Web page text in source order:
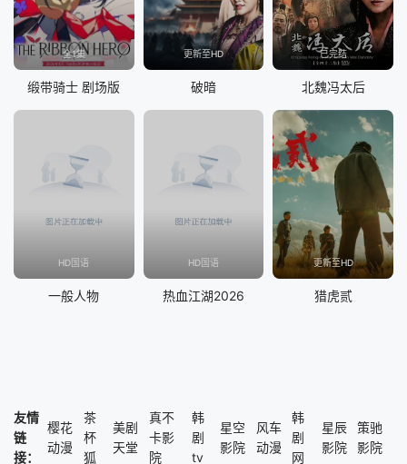
全1集
缎带骑士 剧场版
更新至HD
破暗
已完结
北魏冯太后
HD国语
一般人物
HD国语
热血江湖2026
更新至HD
猎虎贰
友情
链
接：
樱花
动漫
茶
杯
狐
美剧
天堂
真不
卡影
院
韩
剧
tv
星空
影院
风车
动漫
韩
剧
网
星辰
影院
策驰
影院